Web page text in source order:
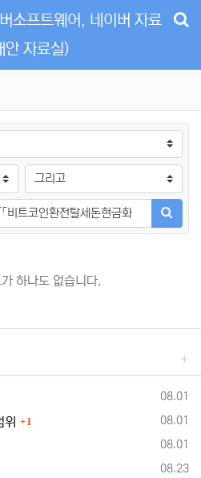
소프트웨어, 네이버 자료
안 자료실)
검색방법
검색하
하나도 없습니다.
등록일
08.01
등록일
08.01
위 1
등록일
08.01
등록일
08.23